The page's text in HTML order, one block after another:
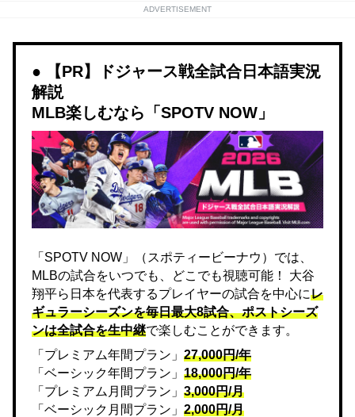
ADVERTISEMENT
【PR】ドジャース戦全試合日本語実況
解説
MLB楽しむなら「SPOTV NOW」
「SPOTV NOW」（スポティービーナウ）では、
MLBの試合をいつでも、どこでも視聴可能！ 大谷
翔平ら日本を代表するプレイヤーの試合を中心にレ
ギュラーシーズンを毎日最大8試合、ポストシーズ
ンは全試合を生中継で楽しむことができます。
「プレミアム年間プラン」 27,000円/年
「ベーシック年間プラン」 18,000円/年
「プレミアム月間プラン」 3,000円/月
「ベーシック月間プラン」 2,000円/月